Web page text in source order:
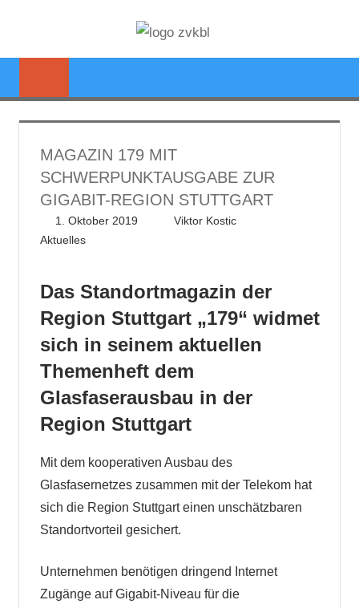
springen
Landkreis
MAGAZIN 179 MIT
SCHWERPUNKTAUSGABE ZUR
GIGABIT-REGION STUTTGART
1. Oktober 2019
Viktor Kostic
Aktuelles
Das Standortmagazin der
Region Stuttgart „179“ widmet
sich in seinem aktuellen
Themenheft dem
Glasfaserausbau in der
Region Stuttgart
Mit dem kooperativen Ausbau des
Glasfasernetzes zusammen mit der Telekom hat
sich die Region Stuttgart einen unschätzbaren
Standortvorteil gesichert.
Unternehmen benötigen dringend Internet
Zugänge auf Gigabit-Niveau für die